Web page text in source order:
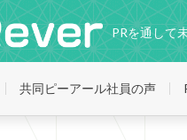
PRを通して
共同ピーアール社員の声